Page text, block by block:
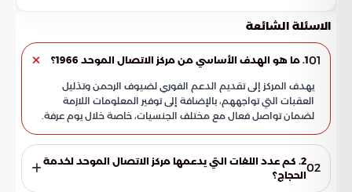
الاسئلة الشائعة
011. ما هو الهدف الأساسي من مركز الاتصال الموحد 1966؟
يهدف المركز إلى تقديم الدعم الفوري لضيوف الرحمن وتذليل
العقبات التي تواجههم، بالإضافة إلى توفير المعلومات اللازمة
لضمان تواصل فعال مع مختلف الجنسيات، خاصة خلال يوم عرفة.
02 2. كم عدد اللغات التي يدعمها مركز الاتصال الموحد لخدمة
الحجاج؟